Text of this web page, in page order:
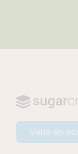
Verlo en